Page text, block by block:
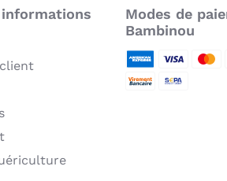
informations
Modes de
Bambinou
American Express
Visa